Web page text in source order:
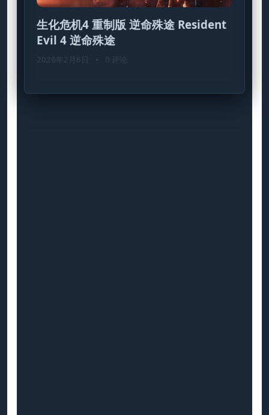
生化危机4 重制版 逆命殊途 Resident
Evil 4 逆命殊途
2026年2月6日 • 0 评论